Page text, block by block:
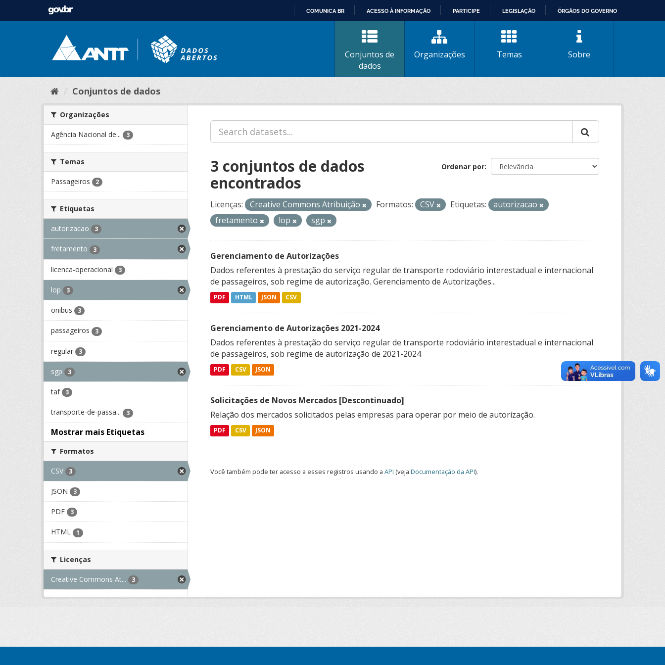
CONTEÚDO
COMUNICA BR ACESSO À INFORMAÇÃO PARTICIPE LEGISLAÇÃO ÓRGÃOS DO GOVERNO
Conjuntos de
dados
Organizações Temas Sobre
Conjuntos de dados
Organizações
Agência Nacional de... 3
Temas
Passageiros 2
Etiquetas
autorizacao 3
fretamento 3
licenca-operacional 3
lop 3
onibus 3
passageiros 3
regular 3
sgp 3
taf 3
transporte-de-passa... 3
Mostrar mais Etiquetas
Formatos
CSV 3
JSON 3
PDF 3
HTML 1
Licenças
Creative Commons At... 3
Ordenar por
3 conjuntos de dados
encontrados
Licenças: Creative Commons Atribuição Formatos: CSV Etiquetas:
autorizacao
fretamento
lop sgp
Gerenciamento de Autorizações
Dados referentes à prestação do serviço regular de transporte rodoviário interestadual e internacional
de passageiros, sob regime de autorização. Gerenciamento de Autorizações...
PDF HTML JSON CSV
Gerenciamento de Autorizações 2021-2024
Dados referentes à prestação do serviço regular de transporte rodoviário interestadual e internacional
de passageiros, sob regime de autorização de 2021-2024
PDF CSV JSON
Solicitações de Novos Mercados [Descontinuado]
Relação dos mercados solicitados pelas empresas para operar por meio de autorização.
PDF CSV JSON
Você também pode ter acesso a esses registros usando a API (veja Documentação da API).